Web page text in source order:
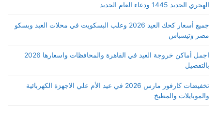
الهجري الجديد 1445 ودعاء العام الجديد
جميع أسعار كحك العيد 2026 وعلب البسكويت في محلات العبد وبسكو
مصر وتيسباس
اجمل أماكن خروجة العيد في القاهرة والمحافظات واسعارها 2026
بالتفصيل
تخفيضات كارفور مارس 2026 في عيد الأم علي الاجهزة الكهربائية
والموبايلات والمطبخ